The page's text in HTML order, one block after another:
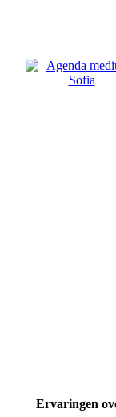
Ervaringen